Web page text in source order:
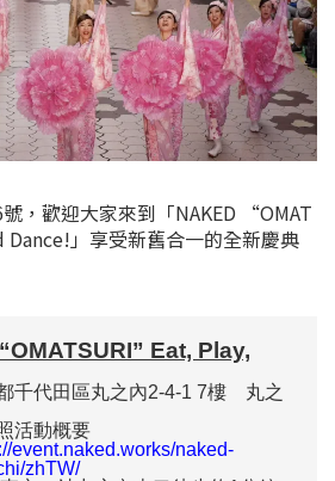
，歡迎大家來到「NAKED “OMAT
」享受新舊合一的全新慶典
Eat, Play,
代田區丸之內2-4-1 7樓 丸之
活動概要
event.naked.works/naked-
zhTW/